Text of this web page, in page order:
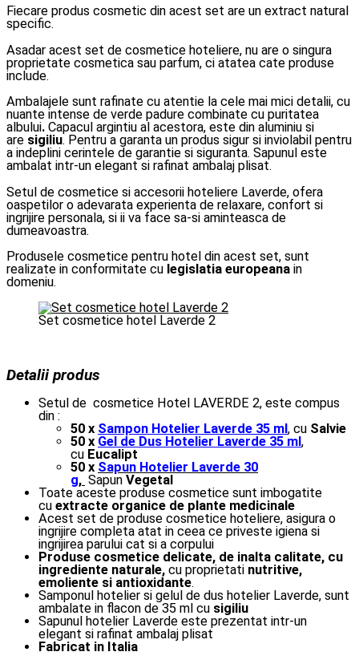
Fiecare produs cosmetic din acest set are un extract natural
specific.
Asadar acest set de cosmetice hoteliere, nu are o singura
proprietate cosmetica sau parfum, ci atatea cate produse
include.
Ambalajele sunt rafinate cu atentie la cele mai mici detalii, cu
nuante intense de verde padure combinate cu puritatea
albului. Capacul argintiu al acestora, este din aluminiu si
are sigiliu. Pentru a garanta un produs sigur si inviolabil pentru
a indeplini cerintele de garantie si siguranta. Sapunul este
ambalat intr-un elegant si rafinat ambalaj plisat.
Setul de cosmetice si accesorii hoteliere Laverde, ofera
oaspetilor o adevarata experienta de relaxare, confort si
ingrijire personala, si ii va face sa-si aminteasca de
dumeavoastra.
Produsele cosmetice pentru hotel din acest set, sunt
realizate in conformitate cu legislatia europeana in
domeniu.
Set cosmetice hotel Laverde 2
Detalii produs
Setul de cosmetice Hotel LAVERDE 2, este compus
din :
50 x Sampon Hotelier Laverde 35 ml, cu Salvie
50 x Gel de Dus Hotelier Laverde 35 ml,
cu Eucalipt
50 x Sapun Hotelier Laverde 30
g, Sapun Vegetal
Toate aceste produse cosmetice sunt imbogatite
cu extracte organice de plante medicinale
Acest set de produse cosmetice hoteliere, asigura o
ingrijire completa atat in ceea ce priveste igiena si
ingrijirea parului cat si a corpului
Produse cosmetice delicate, de inalta calitate, cu
ingrediente naturale, cu proprietati nutritive,
emoliente si antioxidante.
Samponul hotelier si gelul de dus hotelier Laverde, sunt
ambalate in flacon de 35 ml cu sigiliu
Sapunul hotelier Laverde este prezentat intr-un
elegant si rafinat ambalaj plisat
Fabricat in Italia